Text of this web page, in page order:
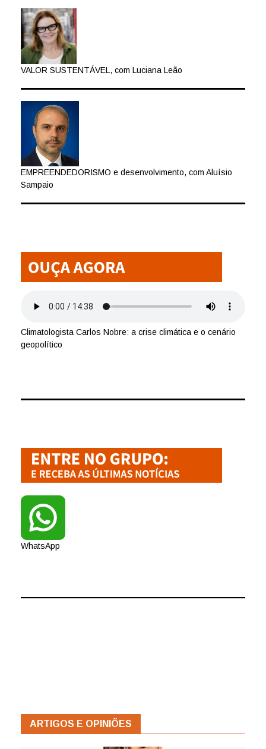
VALOR SUSTENTÁVEL, com Luciana Leão
EMPREENDEDORISMO e desenvolvimento, com Aluísio
Sampaio
Climatologista Carlos Nobre: a crise climática e o cenário
geopolítico
WhatsApp
ARTIGOS E OPINIÕES